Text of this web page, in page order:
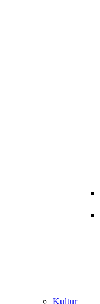
Kultur